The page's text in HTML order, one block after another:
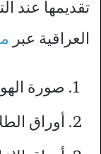
تقديمها عند
العراقية عبر
صورة
أوراق